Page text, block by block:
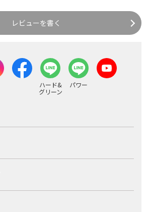
レビューを書く
ハード&
グリーン
パワー